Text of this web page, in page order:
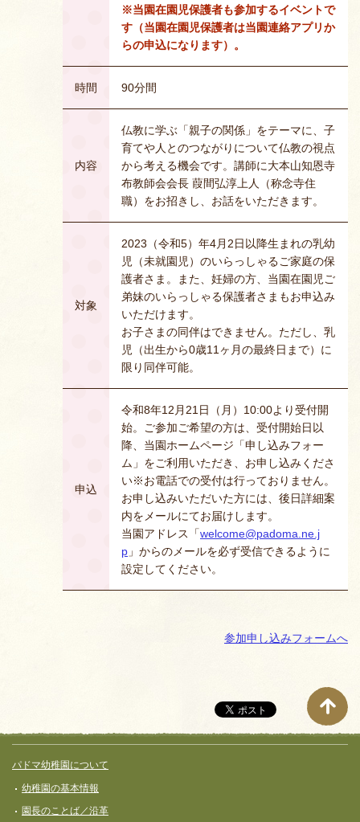
※当園在園児保護者も参加するイベントで
す（当園在園児保護者は当園連絡アプリか
らの申込になります）。
時間 90分間
内容
仏教に学ぶ「親子の関係」をテーマに、子
育てや人とのつながりについて仏教の視点
から考える機会です。講師に大本山知恩寺
布教師会会長 葭間弘淳上人（称念寺住
職）をお招きし、お話をいただきます。
対象
2023（令和5）年4月2日以降生まれの乳幼
児（未就園児）のいらっしゃるご家庭の保
護者さま。また、妊婦の方、当園在園児ご
弟妹のいらっしゃる保護者さまもお申込み
いただけます。
お子さまの同伴はできません。ただし、乳
児（出生から0歳11ヶ月の最終日まで）に
限り同伴可能。
申込
令和8年12月21日（月）10:00より受付開
始。ご参加ご希望の方は、受付開始日以
降、当園ホームページ「申し込みフォー
ム」をご利用いただき、お申し込みくださ
い※お電話での受付は行っておりません。
お申し込みいただいた方には、後日詳細案
内をメールにてお届けします。
当園アドレス「welcome@padoma.ne.j
p 」からのメールを必ず受信できるように
設定してください。
参加申し込みフォームへ
フッターコンテンツ
パドマ幼稚園について
幼稚園の基本情報
園長のことば／沿革